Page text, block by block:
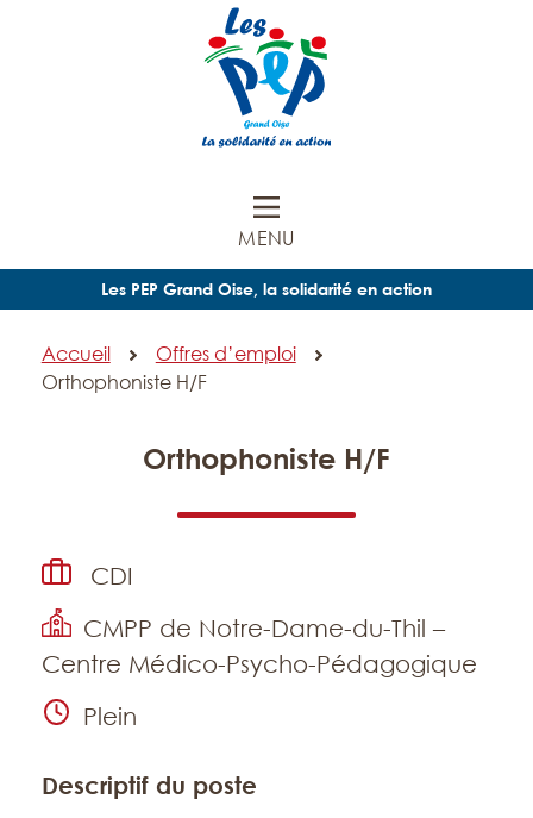
MENU
Les PEP Grand Oise, la solidarité en action
Accueil
Offres d’emploi
Orthophoniste H/F
Orthophoniste H/F
Type de contrat
CDI
Établissement
CMPP de Notre-Dame-du-Thil –
Centre Médico-Psycho-Pédagogique
Temps de travail
Plein
Descriptif du poste